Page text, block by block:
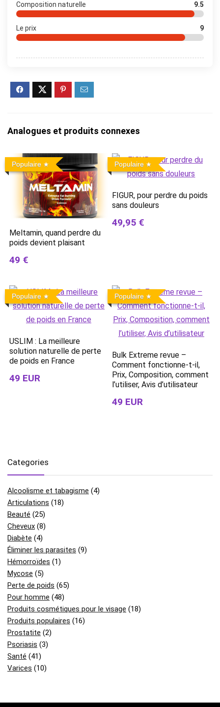
Composition naturelle 9.5
Le prix 9
Analogues et produits connexes
Populaire
Meltamin, quand perdre du
poids devient plaisant
49 €
Populaire
FIGUR, pour perdre du poids
sans douleurs
49,95 €
Populaire
USLIM : La meilleure
solution naturelle de perte
de poids en France
49 EUR
Populaire
Bulk Extreme revue –
Comment fonctionne-t-il,
Prix, Composition, comment
l’utiliser, Avis d’utilisateur
49 EUR
Categories
Alcoolisme et tabagisme (4)
Articulations (18)
Beauté (25)
Cheveux (8)
Diabète (4)
Éliminer les parasites (9)
Hémorroïdes (1)
Mycose (5)
Perte de poids (65)
Pour homme (48)
Produits cosmétiques pour le visage (18)
Produits populaires (16)
Prostatite (2)
Psoriasis (3)
Santé (41)
Varices (10)